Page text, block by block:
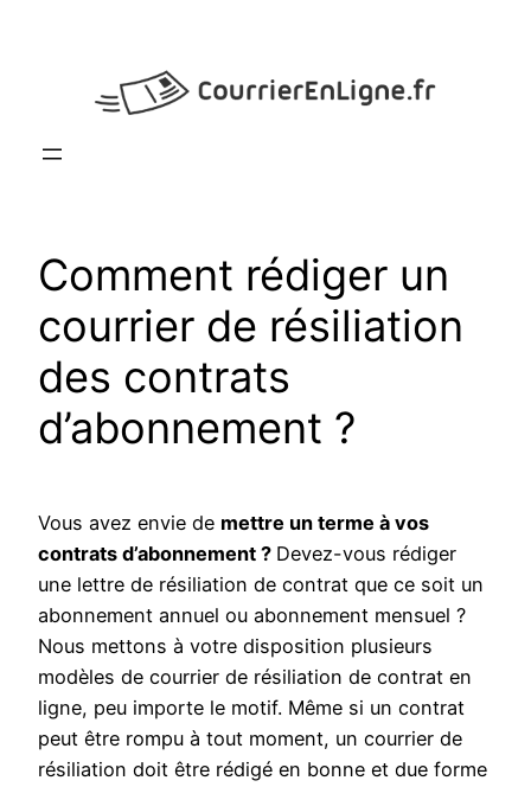
Comment rédiger un
courrier de résiliation
des contrats
d’abonnement ?
Vous avez envie de mettre un terme à vos
contrats d’abonnement ? Devez-vous rédiger
une lettre de résiliation de contrat que ce soit un
abonnement annuel ou abonnement mensuel ?
Nous mettons à votre disposition plusieurs
modèles de courrier de résiliation de contrat en
ligne, peu importe le motif. Même si un contrat
peut être rompu à tout moment, un courrier de
résiliation doit être rédigé en bonne et due forme